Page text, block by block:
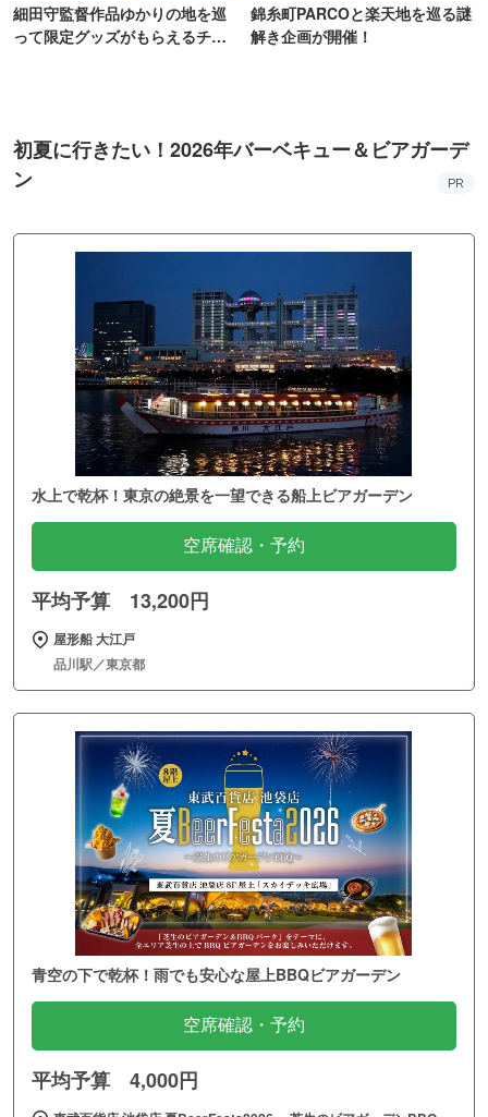
細田守監督作品ゆかりの地を巡
って限定グッズがもらえるチャ
錦糸町PARCOと楽天地を巡る謎
解き企画が開催！
初夏に行きたい！2026年バーベキュー＆ビアガーデ
ン
PR
水上で乾杯！東京の絶景を一望できる船上ビアガーデン
空席確認・予約
平均予算 13,200円
屋形船 大江戸
品川駅／東京都
青空の下で乾杯！雨でも安心な屋上BBQビアガーデン
空席確認・予約
平均予算 4,000円